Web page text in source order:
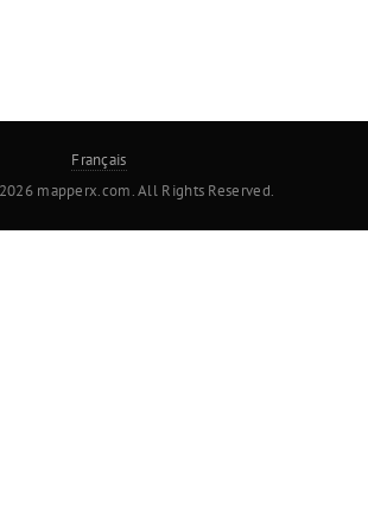
Français
mapperx.com. All Rights Reserved.